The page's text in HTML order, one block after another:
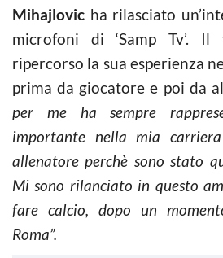
Mihajlovic ha rilasciato
microfoni di ‘Samp Tv’.
ripercorso la sua esperienza
prima da giocatore e poi da
per me ha sempre
importante nella mia
allenatore perchè sono stato
Mi sono rilanciato in questo
fare calcio, dopo un
Roma”.